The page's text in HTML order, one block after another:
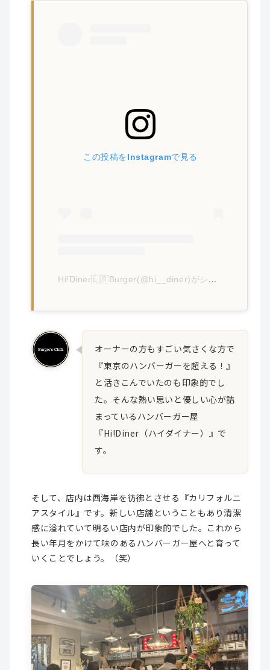
この投稿をInstagramで見る
Hi!Diner🇱🇷Burger(@hi__diner)がシェアした投稿
オーナーの方もすごい気さくな方で
『東京のハンバーガーを超える！』
と活きこんでいたのも印象的でし
た。そんな熱い思いと優しい心が詰
まっているハンバーガー屋
『Hi!Diner（ハイダイナー）』で
す。
そして、店内は西海岸を彷彿とさせる『カリフォルニ
アスタイル』です。新しい店舗ということもあり清潔
感に溢れていて明るい店内が印象的でした。これから
長い年月をかけて味のあるハンバーガー屋へと育って
いくことでしょう。（笑）